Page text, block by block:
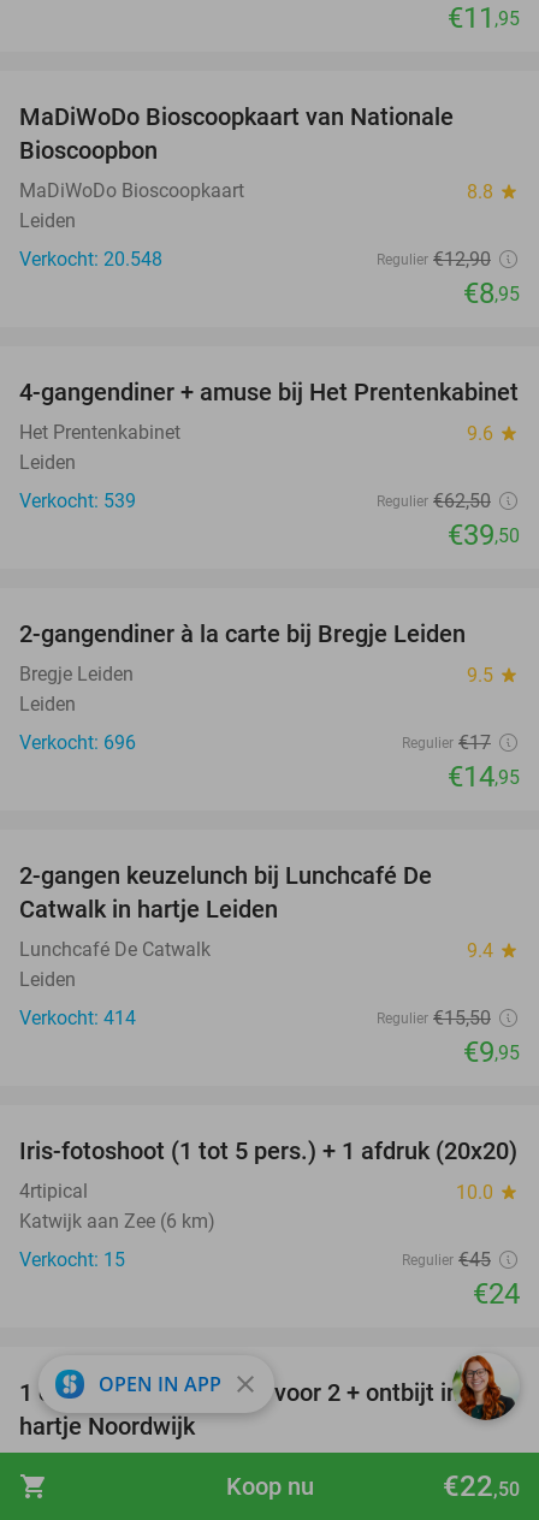
shopping_cart €22,50
Koop nu
€11 ,95
MaDiWoDo Bioscoopkaart van Nationale
Bioscoopbon
MaDiWoDo Bioscoopkaart 8.8 star
Leiden
Verkocht: 20.548
Regulier €12,90
€8,95
37%
4-gangendiner + amuse bij Het Prentenkabinet
Het Prentenkabinet 9.6 star
Leiden
Verkocht: 539
Regulier €62,50
€39,50
2-gangendiner à la carte bij Bregje Leiden
Bregje Leiden 9.5 star
Leiden
Verkocht: 696
Regulier €17
€14,95
2-gangen keuzelunch bij Lunchcafé De
Catwalk in hartje Leiden
Lunchcafé De Catwalk 9.4 star
Leiden
Verkocht: 414
Regulier €15,50
€9,95
47%
Iris-fotoshoot (1 tot 5 pers.) + 1 afdruk (20x20)
4rtipical 10.0 star
Katwijk aan Zee (6 km)
Verkocht: 15
Regulier €45
€24
1 of 2 overnachting(en) voor 2 + ontbijt in
hartje Noordwijk
Noordwijk (+1 locatie) (8 km)
OPEN IN APP close